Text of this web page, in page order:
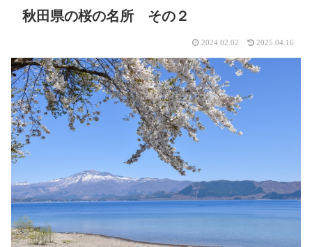
秋田県の桜の名所 その２
2024.02.02 2025.04.16